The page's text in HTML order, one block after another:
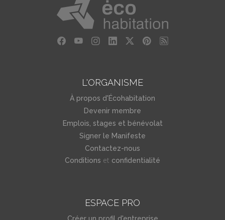
L'ORGANISME
À propos d'Écohabitation
Devenir membre
Emplois, stages et bénévolat
Signer le Manifeste
Contactez-nous
Conditions et confidentialité
ESPACE PRO